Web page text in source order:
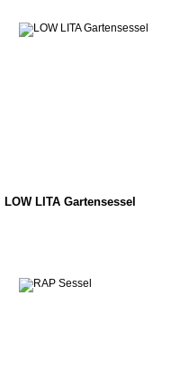
LOW LITA Gartensessel